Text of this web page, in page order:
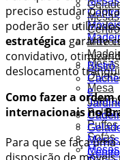
Centro
Mesas
Mesa
Lateral
Puffes
Sofás
Mesas
Centro
Bistrô
e
Centro
preciso estudar o
poderão ser
estratégica garante
convidativo,
deslocamento
Como fazer a
internacionais no
Para que se faça
disposição de